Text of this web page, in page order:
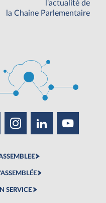
l'actualité de
la Chaine Parlementaire
SERVICE